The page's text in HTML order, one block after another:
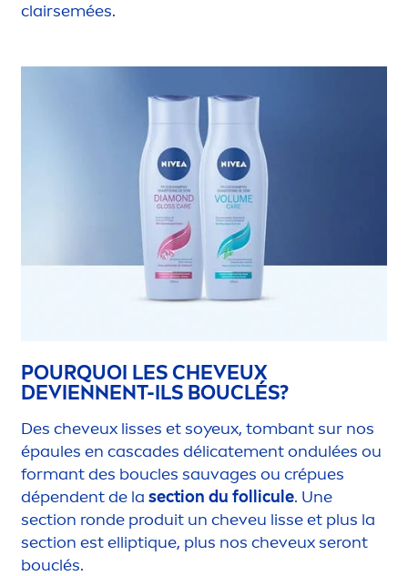
clairsemées.
POURQUOI LES CHEVEUX
DEVIENNENT-ILS BOUCLÉS?
Des cheveux lisses et soyeux, tombant sur nos
épaules en cascades délicatement ondulées ou
formant des boucles sauvages ou crépues
dépendent de la section du follicule. Une
section ronde produit un cheveu lisse et plus la
section est elliptique, plus nos cheveux seront
bouclés.